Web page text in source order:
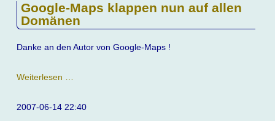
Google-Maps klappen nun auf allen
Domänen
Danke an den Autor von Google-Maps !
Weiterlesen …
klappen
2007-06-14 22:40